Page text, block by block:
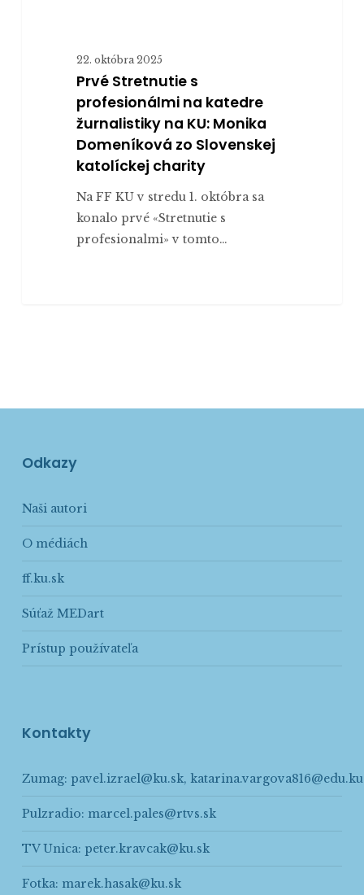
katolíckej22. októbra 2025
Prvé Stretnutie s
profesionálmi na katedre
žurnalistiky na KU: Monika
Domeníková zo Slovenskej
katolíckej charity
Na FF KU v stredu 1. októbra sa
konalo prvé «Stretnutie s
profesionalmi» v tomto…
Odkazy
Naši autori
O médiách
ff.ku.sk
Súťaž MEDart
Prístup používateľa
Kontakty
Zumag: pavel.izrael@ku.sk,
Pulzradio: marcel.pales@rtvs.sk
TV Unica: peter.kravcak@ku.sk
Fotka: marek.hasak@ku.sk